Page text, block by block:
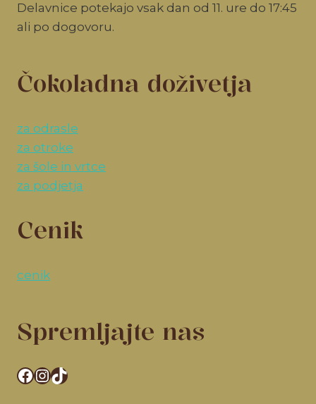
Delavnice potekajo vsak dan od 11. ure do 17:45
ali po dogovoru.
Čokoladna doživetja
za odrasle
za otroke
za šole in vrtce
za podjetja
Cenik
cenik
Spremljajte nas
Facebook
Instagram
TikTok